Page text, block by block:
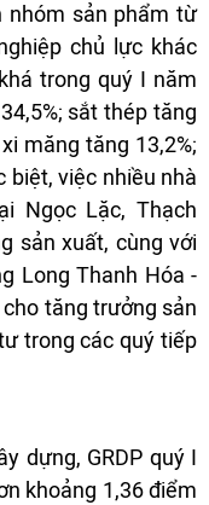
nhóm sản phẩm từ
chủ lực khác
trong quý I năm
sắt thép tăng
măng tăng 13,2%;
biệt, việc nhiều nhà
Ngọc Lặc, Thạch
sản xuất, cùng với
Long Thanh Hóa -
tăng trưởng sản
trong các quý tiếp
dựng, GRDP quý I
khoảng 1,36 điểm